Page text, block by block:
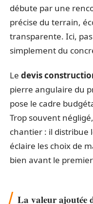
débute par une
précise du terrain,
transparente. Ici,
simplement du
Le devis
pierre angulaire du
pose le cadre
Trop souvent
chantier : il distribue
éclaire les choix de
bien avant le
La valeur ajoutée